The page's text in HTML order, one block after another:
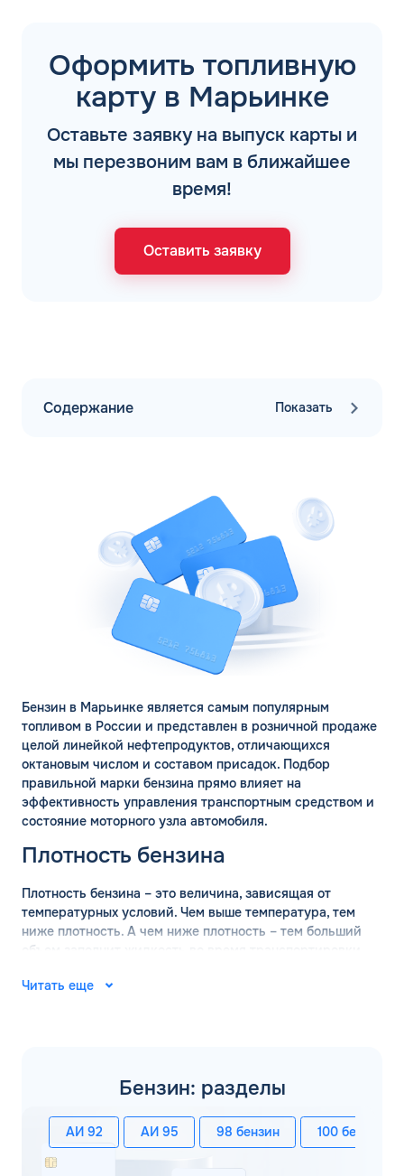
Оформить топливную
карту в Марьинке
Оставьте заявку на выпуск карты и
мы перезвоним вам в ближайшее
время!
Оставить заявку
Содержание Показать
Бензин в Марьинке является самым популярным
топливом в России и представлен в розничной продаже
целой линейкой нефтепродуктов, отличающихся
октановым числом и составом присадок. Подбор
правильной марки бензина прямо влияет на
эффективность управления транспортным средством и
состояние моторного узла автомобиля.
Плотность бензина
Плотность бензина – это величина, зависящая от
температурных условий. Чем выше температура, тем
ниже плотность. А чем ниже плотность – тем больший
объем заполнит жидкость во время транспортировки.
обязательно проводится измерение плотности состава.
АИ-95 – 750 кг/м3;
АИ-98 – 780 кг/м3.
Читать еще
Бензин: разделы
АИ 92 АИ 95 98 бензин 100 бензин